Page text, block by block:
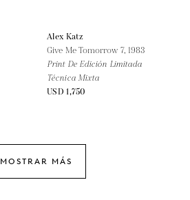
Alex Katz
Give Me Tomorrow 7, 1983
Print De Edición Limitada
Técnica Mixta
USD 1,750
MOSTRAR MÁS